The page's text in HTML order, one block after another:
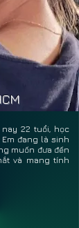
22 tuổi, học
Em đang là sinh
muốn đưa đến
và mang tính